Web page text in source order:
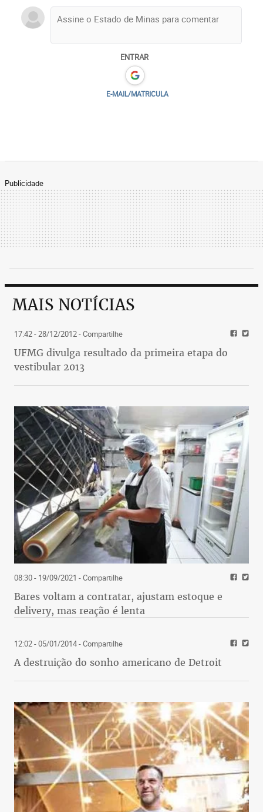
ENTRAR
E-MAIL/MATRICULA
Publicidade
MAIS NOTÍCIAS
17:42 - 28/12/2012- Compartilhe
UFMG divulga resultado da primeira etapa do
vestibular 2013
08:30 - 19/09/2021 - Compartilhe
Bares voltam a contratar, ajustam estoque e
delivery, mas reação é lenta
12:02 - 05/01/2014- Compartilhe
A destruição do sonho americano de Detroit